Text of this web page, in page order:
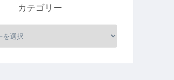
カテゴリー